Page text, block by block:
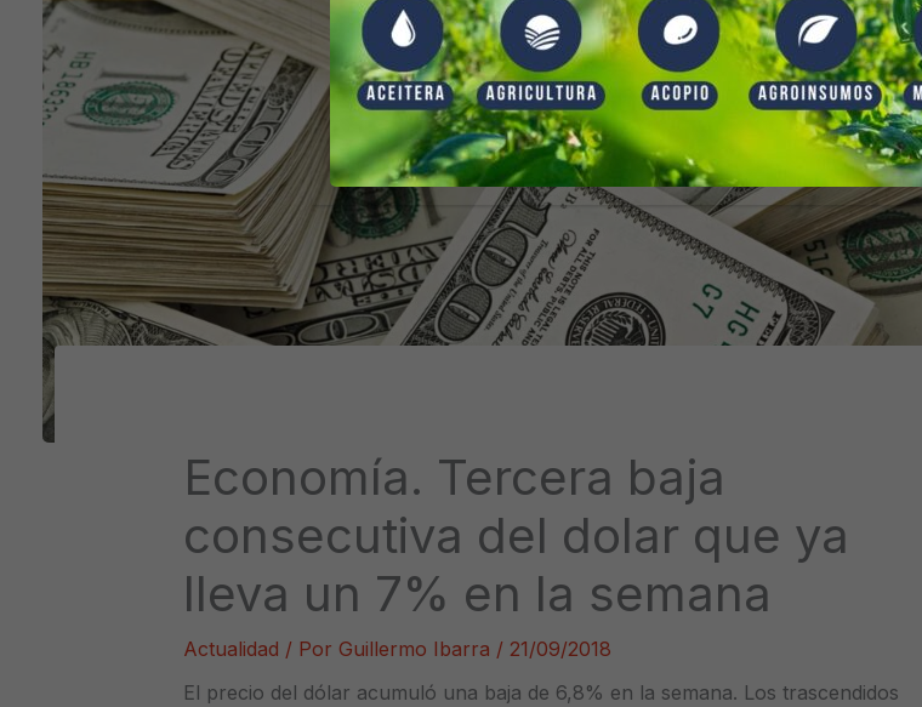
Economía. Tercera baja
consecutiva del dolar que ya
lleva un 7% en la semana
Actualidad / Por Guillermo Ibarra /21/09/2018
El precio del dólar acumuló una baja de 6,8% en la semana. Los trascendidos